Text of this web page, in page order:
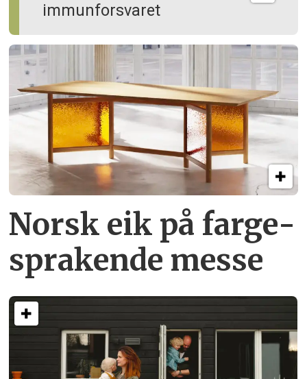
immun­forsvaret
Norsk eik på farge­
sprakende messe